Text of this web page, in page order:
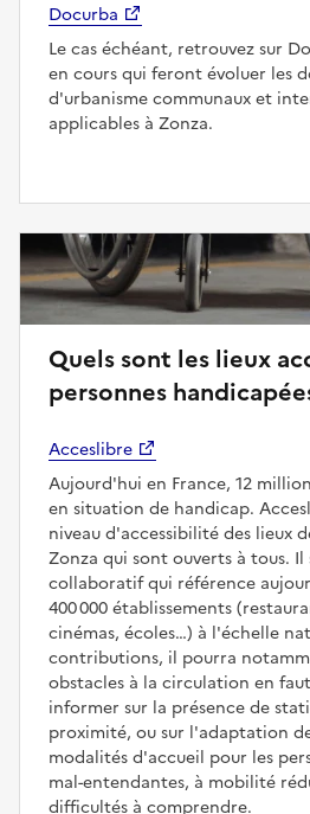
Docurba
Le cas échéant, retrouvez sur
en cours qui feront évoluer les
d'urbanisme communaux et
applicables à Zonza.
Quels sont les lieux
personnes
Acceslibre
Aujourd'hui en France, 12
en situation de handicap.
niveau d'accessibilité des lieux
Zonza qui sont ouverts à tous.
collaboratif qui référence
400 000 établissements
cinémas, écoles…) à l'échelle
contributions, il pourra
obstacles à la circulation en
informer sur la présence de
proximité, ou sur l'adaptation
modalités d'accueil pour les
mal-entendantes, à mobilité
difficultés à comprendre.